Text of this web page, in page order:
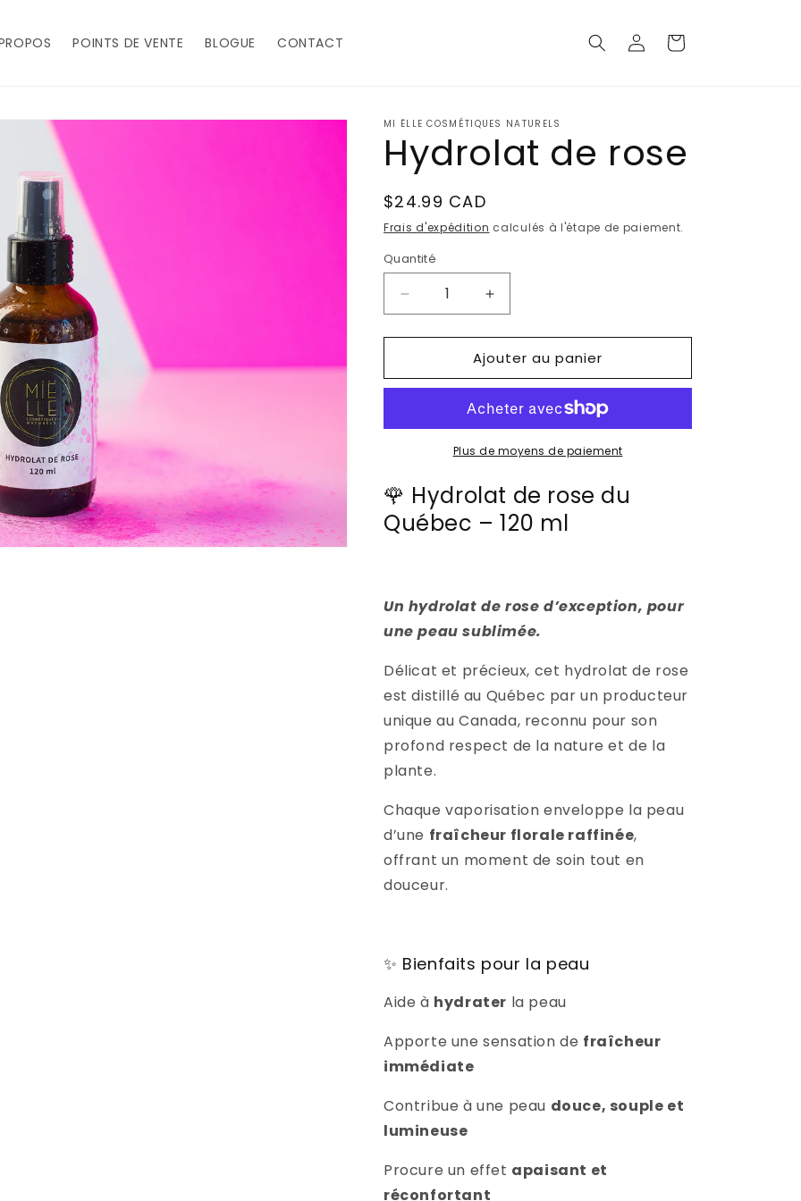
POINTS DE VENTE BLOGUE CONTACT ConnexionPanier
MI ËLLE COSMÉTIQUES NATURELS
Hydrolat de rose
Prix
habituel
$24.99 CAD
Frais d'expédition calculés à l'étape de paiement.
Quantité
Réduire
la
quantité
Hydrolat
Augmenter
la
quantité
de
Hydrolat
rose
Ajouter au panier
Plus de moyens de paiement
🌹 Hydrolat de rose du
Québec – 120 ml
Un hydrolat de rose d’exception, pour
une peau sublimée.
Délicat et précieux, cet hydrolat de rose
est distillé au Québec par un producteur
unique au Canada, reconnu pour son
profond respect de la nature et de la
plante.
Chaque vaporisation enveloppe la peau
d’une fraîcheur florale raffinée,
offrant un moment de soin tout en
douceur.
✨ Bienfaits pour la peau
Aide à hydrater la peau
Apporte une sensation de fraîcheur
immédiate
Contribue à une peau douce, souple et
lumineuse
Procure un effet apaisant et
réconfortant